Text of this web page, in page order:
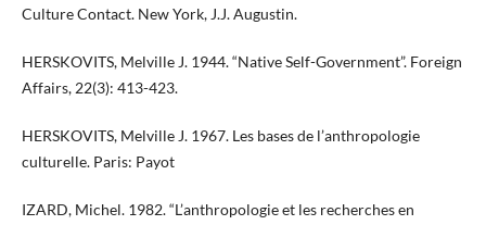
Culture Contact. New York, J.J. Augustin.
HERSKOVITS, Melville J. 1944. “Native Self-Government”. Foreign
Affairs, 22(3): 413-423.
HERSKOVITS, Melville J. 1967. Les bases de l’anthropologie
culturelle. Paris: Payot
IZARD, Michel. 1982. “L’anthropologie et les recherches en